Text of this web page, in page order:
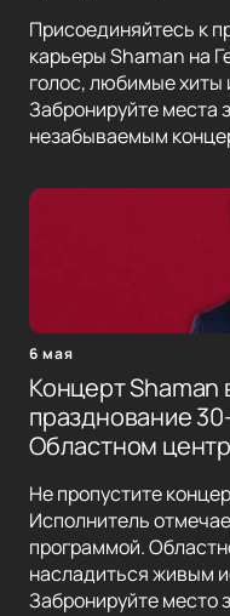
Присоединяйтесь к
карьеры Shaman на
голос, любимые хиты
Забронируйте места
незабываемым
6 мая
Концерт Shaman
празднование
Областном
Не пропустите
Исполнитель
программой.
насладиться живым
Забронируйте место